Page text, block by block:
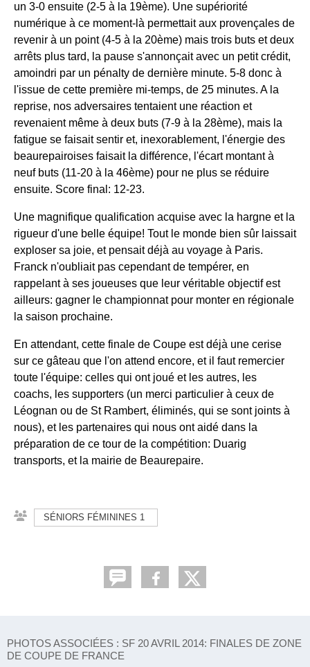
un 3-0 ensuite (2-5 à la 19ème). Une supériorité
numérique à ce moment-là permettait aux provençales de
revenir à un point (4-5 à la 20ème) mais trois buts et deux
arrêts plus tard, la pause s'annonçait avec un petit crédit,
amoindri par un pénalty de dernière minute. 5-8 donc à
l'issue de cette première mi-temps, de 25 minutes. A la
reprise, nos adversaires tentaient une réaction et
revenaient même à deux buts (7-9 à la 28ème), mais la
fatigue se faisait sentir et, inexorablement, l'énergie des
beaurepairoises faisait la différence, l'écart montant à
neuf buts (11-20 à la 46ème) pour ne plus se réduire
ensuite. Score final: 12-23.
Une magnifique qualification acquise avec la hargne et la
rigueur d'une belle équipe! Tout le monde bien sûr laissait
exploser sa joie, et pensait déjà au voyage à Paris.
Franck n'oubliait pas cependant de tempérer, en
rappelant à ses joueuses que leur véritable objectif est
ailleurs: gagner le championnat pour monter en régionale
la saison prochaine.
En attendant, cette finale de Coupe est déjà une cerise
sur ce gâteau que l'on attend encore, et il faut remercier
toute l'équipe: celles qui ont joué et les autres, les
coachs, les supporters (un merci particulier à ceux de
Léognan ou de St Rambert, éliminés, qui se sont joints à
nous), et les partenaires qui nous ont aidé dans la
préparation de ce tour de la compétition: Duarig
transports, et la mairie de Beaurepaire.
SÉNIORS FÉMININES 1
PHOTOS ASSOCIÉES : SF 20 AVRIL 2014: FINALES DE ZONE
DE COUPE DE FRANCE